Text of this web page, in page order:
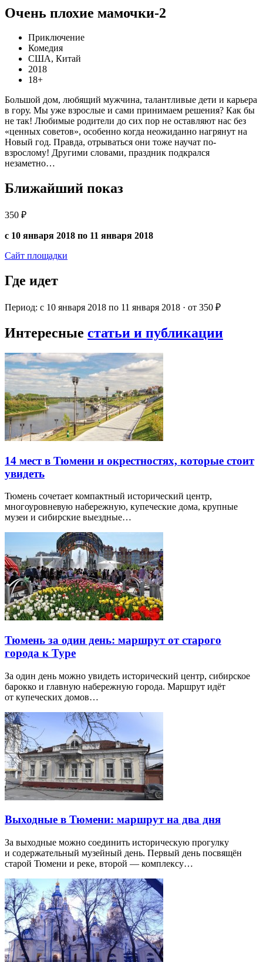
Очень плохие мамочки-2
Приключение
Комедия
США, Китай
2018
18+
Большой дом, любящий мужчина, талантливые дети и карьера
в гору. Мы уже взрослые и сами принимаем решения? Как бы
не так! Любимые родители до сих пор не оставляют нас без
«ценных советов», особенно когда неожиданно нагрянут на
Новый год. Правда, отрываться они тоже научат по-
взрослому! Другими словами, праздник подкрался
незаметно…
Ближайший показ
350 ₽
с 10 января 2018 по 11 января 2018
Сайт площадки
Где идет
Период: с 10 января 2018 по 11 января 2018 · от 350 ₽
Интересные статьи и публикации
14 мест в Тюмени и окрестностях, которые стоит
увидеть
Тюмень сочетает компактный исторический центр,
многоуровневую набережную, купеческие дома, крупные
музеи и сибирские выездные…
Тюмень за один день: маршрут от старого
города к Туре
За один день можно увидеть исторический центр, сибирское
барокко и главную набережную города. Маршрут идёт
от купеческих домов…
Выходные в Тюмени: маршрут на два дня
За выходные можно соединить историческую прогулку
и содержательный музейный день. Первый день посвящён
старой Тюмени и реке, второй — комплексу…